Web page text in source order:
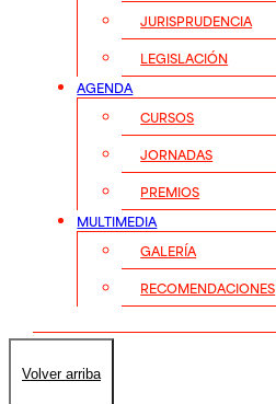
JURISPRUDENCIA
LEGISLACIÓN
AGENDA
CURSOS
JORNADAS
PREMIOS
MULTIMEDIA
GALERÍA
RECOMENDACIONES
Volver arriba